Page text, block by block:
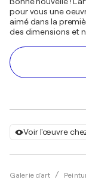
Voir l'œuvre
Galerie d'art
pour vous une
aimé dans la
des dimensions et